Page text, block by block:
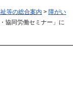
等の総合案内 > 障がい
協同労働セミナー」に